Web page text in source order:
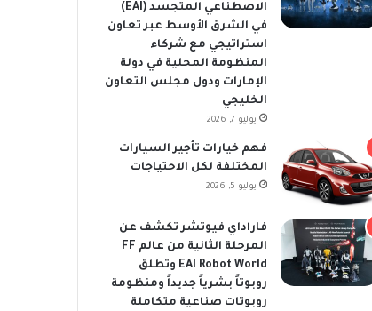
الاصطناعي المتجسد (EAI)
في الشرق الأوسط عبر تعاون
استراتيجي مع شركاء
المنظومة المحلية في دولة
الإمارات ودول مجلس التعاون
الخليجي
يوليو 7, 2026
فهم خيارات تأجير السيارات
المختلفة لكل الاحتياجات
يوليو 5, 2026
فاراداي فيوتشر تكشف عن
المرحلة الثانية من عالم FF
EAI Robot World وتطلق
روبوتاً بشرياً جديداً ومنظومة
روبوتات صناعية متكاملة